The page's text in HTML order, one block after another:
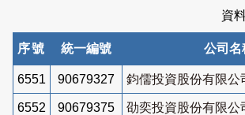
資
序號 統一編號 公司名
6551 90679327 鈞儒投資股份有限公
6552 90679375 劭奕投資股份有限公